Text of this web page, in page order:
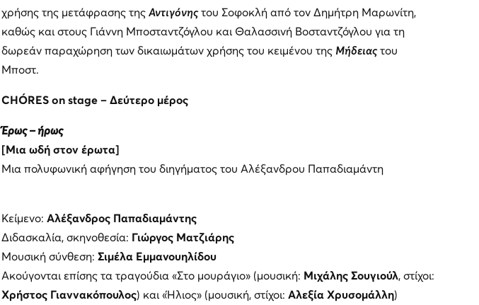
χρήσης της μετάφρασης της Αντιγόνηςτου Σοφοκλή από τον Δημήτρη Μαρωνίτη,
καθώς και στους Γιάννη Μποσταντζόγλου και Θαλασσινή Βοσταντζόγλου για τη
δωρεάν παραχώρηση των δικαιωμάτων χρήσης του κειμένου της Μήδειαςτου
Μποστ.
CHÓRES on stage – Δεύτερο μέρος
Έρως – ήρως
[Μια ωδή στον έρωτα]
Μια πολυφωνική αφήγηση του διηγήματος του Αλέξανδρου Παπαδιαμάντη
Κείμενο: Αλέξανδρος Παπαδιαμάντης
Διδασκαλία, σκηνοθεσία: Γιώργος Ματζιάρης
Μουσική σύνθεση: Σιμέλα Εμμανουηλίδου
Ακούγονται επίσης τα τραγούδια «Στο μουράγιο» (μουσική: Μιχάλης Σουγιούλ, στίχοι:
Χρήστος Γιαννακόπουλος) και «Ήλιος» (μουσική, στίχοι: Αλεξία Χρυσομάλλη)